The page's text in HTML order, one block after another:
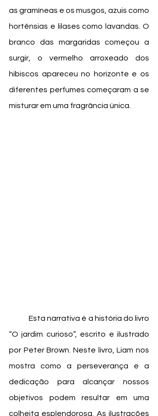
as gramíneas e os musgos, azuis como
hortênsias e lilases como lavandas. O
branco das margaridas começou a
surgir, o vermelho arroxeado dos
hibiscos apareceu no horizonte e os
diferentes perfumes começaram a se
misturar em uma fragrância única.
	Esta narrativa é a história do livro
“O jardim curioso”, escrito e ilustrado
por Peter Brown. Neste livro, Liam nos
mostra como a perseverança e a
dedicação para alcançar nossos
objetivos podem resultar em uma
colheita esplendorosa. As ilustrações